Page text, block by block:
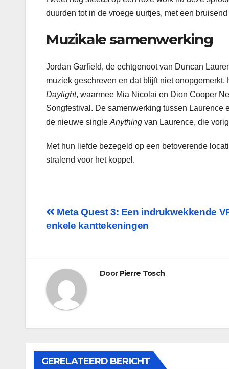
duurden tot in de vroege uurtjes, met een
Muzikale samenwerking
Jordan Garfield, de echtgenoot van Duncan
muziek geschreven en dat blijft niet
Daylight, waarmee Mia Nicolai en Dion Cooper
Songfestival. De samenwerking tussen Laurence
de nieuwe single Anything van Laurence, die
Met hun liefde bezegeld op een betoverende
stralend voor het koppel.
Bericht
Meta Quest 3: Een indrukwekkende
enkele kanttekeningen
Door Pierre Tosch
GERELATEERD BERICHT